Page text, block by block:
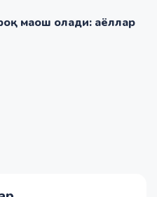
маош олади: аёллар